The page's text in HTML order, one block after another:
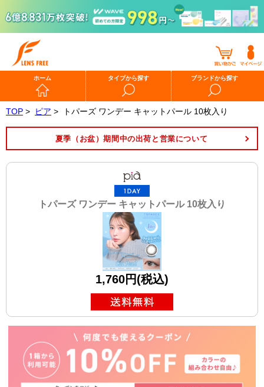
ホーム タイプから探す ブランドから探す
TOP > ピア > トパーズ ワンデー キャットパール 10枚入り
夏季（お盆）期間中の出荷と営業について
トパーズ ワンデー キャットパール 10枚入り
1,760円(税込)